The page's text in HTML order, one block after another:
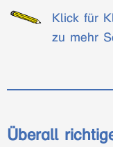
Klick für
zu mehr
Überall